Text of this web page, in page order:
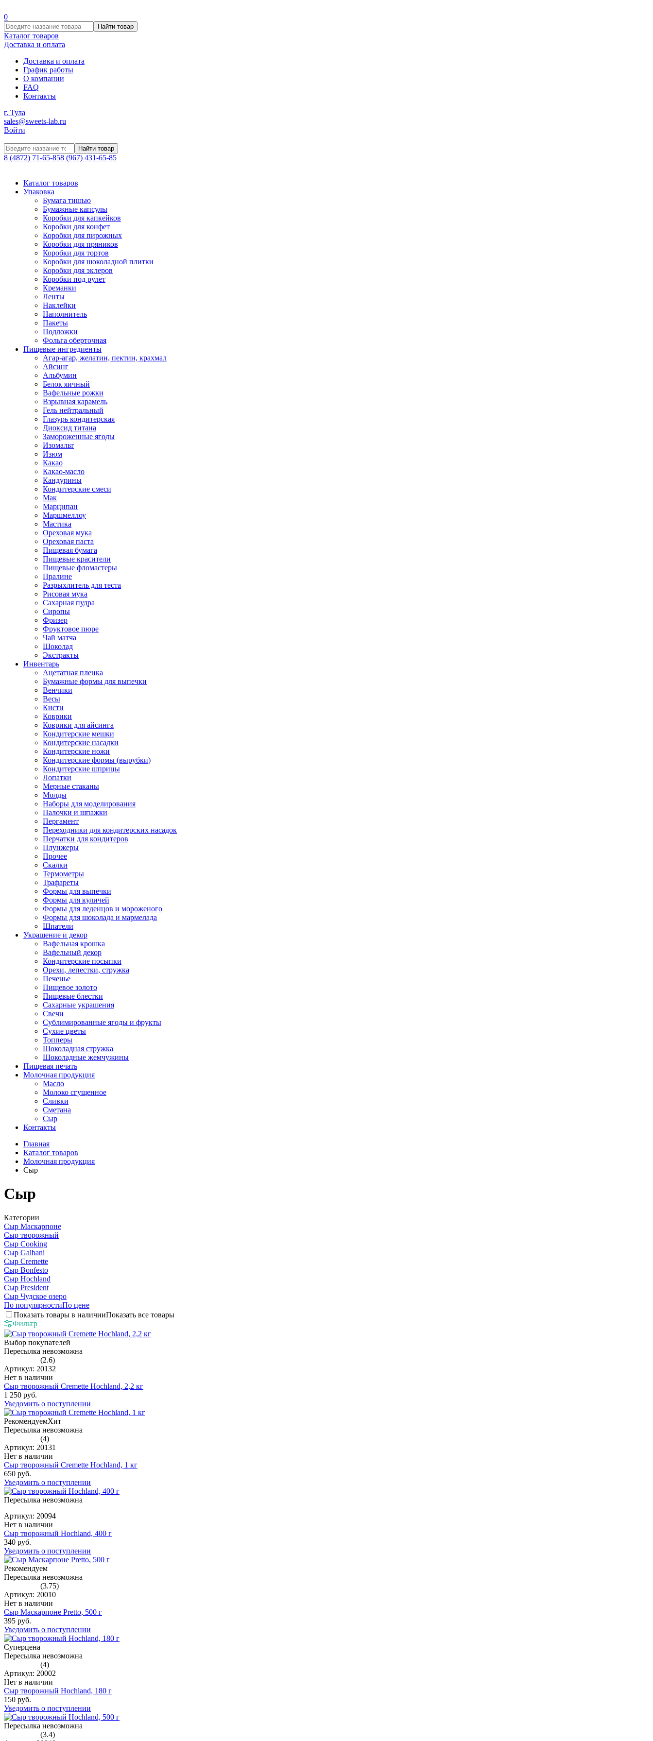
0
Найти товар
Каталог товаров
Доставка и оплата
Доставка и оплата
График работы
О компании
FAQ
Контакты
г. Тула
sales@sweets-lab.ru
Войти
Найти товар
8 (4872) 71-65-858 (967) 431-65-85
Каталог товаров
Упаковка
Бумага тишью
Бумажные капсулы
Коробки для капкейков
Коробки для конфет
Коробки для пирожных
Коробки для пряников
Коробки для тортов
Коробки для шоколадной плитки
Коробки для эклеров
Коробки под рулет
Креманки
Ленты
Наклейки
Наполнитель
Пакеты
Подложки
Фольга оберточная
Пищевые ингредиенты
Агар-агар, желатин, пектин, крахмал
Айсинг
Альбумин
Белок яичный
Вафельные рожки
Взрывная карамель
Гель нейтральный
Глазурь кондитерская
Диоксид титана
Замороженные ягоды
Изомальт
Изюм
Какао
Какао-масло
Кандурины
Кондитерские смеси
Мак
Марципан
Маршмеллоу
Мастика
Ореховая мука
Ореховая паста
Пищевая бумага
Пищевые красители
Пищевые фломастеры
Пралине
Разрыхлитель для теста
Рисовая мука
Сахарная пудра
Сиропы
Фризер
Фруктовое пюре
Чай матча
Шоколад
Экстракты
Инвентарь
Ацетатная пленка
Бумажные формы для выпечки
Венчики
Весы
Кисти
Коврики
Коврики для айсинга
Кондитерские мешки
Кондитерские насадки
Кондитерские ножи
Кондитерские формы (вырубки)
Кондитерские шприцы
Лопатки
Мерные стаканы
Молды
Наборы для моделирования
Палочки и шпажки
Пергамент
Переходники для кондитерских насадок
Перчатки для кондитеров
Плунжеры
Прочее
Скалки
Термометры
Трафареты
Формы для выпечки
Формы для куличей
Формы для леденцов и мороженого
Формы для шоколада и мармелада
Шпатели
Украшение и декор
Вафельная крошка
Вафельный декор
Кондитерские посыпки
Орехи, лепестки, стружка
Печенье
Пищевое золото
Пищевые блестки
Сахарные украшения
Свечи
Сублимированные ягоды и фрукты
Сухие цветы
Топперы
Шоколадная стружка
Шоколадные жемчужины
Пищевая печать
Молочная продукция
Масло
Молоко сгущенное
Сливки
Сметана
Сыр
Контакты
Главная
Каталог товаров
Молочная продукция
Сыр
Сыр
Категории
Сыр Маскарпоне
Сыр творожный
Сыр Cooking
Сыр Galbani
Сыр Cremette
Сыр Bonfesto
Сыр Hochland
Сыр President
Сыр Чудское озеро
По популярностиПо цене
Показать товары в наличииПоказать все товары
Фильтр
Выбор покупателей
Пересылка невозможна
(2.6)
Артикул: 20132
Нет в наличии
Сыр творожный Cremette Hochland, 2,2 кг
1 250 руб.
Уведомить о поступлении
РекомендуемХит
Пересылка невозможна
(4)
Артикул: 20131
Нет в наличии
Сыр творожный Cremette Hochland, 1 кг
650 руб.
Уведомить о поступлении
Пересылка невозможна
Артикул: 20094
Нет в наличии
Сыр творожный Hochland, 400 г
340 руб.
Уведомить о поступлении
Рекомендуем
Пересылка невозможна
(3.75)
Артикул: 20010
Нет в наличии
Сыр Маскарпоне Pretto, 500 г
395 руб.
Уведомить о поступлении
Суперцена
Пересылка невозможна
(4)
Артикул: 20002
Нет в наличии
Сыр творожный Hochland, 180 г
150 руб.
Уведомить о поступлении
Пересылка невозможна
(3.4)